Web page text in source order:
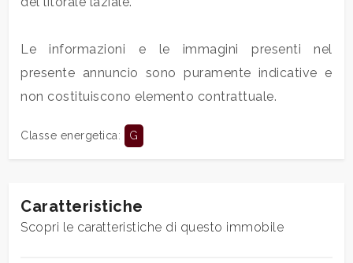
Le informazioni e le immagini presenti nel
presente annuncio sono puramente indicative e
non costituiscono elemento contrattuale.
Classe energetica: G
Caratteristiche
Scopri le caratteristiche di questo immobile
Camere
minime
2